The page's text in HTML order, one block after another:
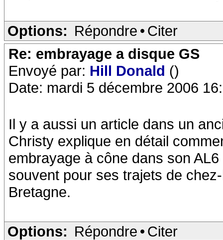
Options: Répondre • Citer
Re: embrayage a disque GS
Envoyé par: Hill Donald ()
Date: mardi 5 décembre 2006
Il y a aussi un article dans un
Christy explique en détail
embrayage à cône dans son
souvent pour ses trajets de
Bretagne.
Options: Répondre • Citer